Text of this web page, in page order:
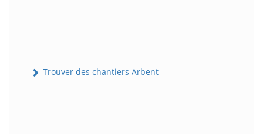
Trouver des chantiers Arbent